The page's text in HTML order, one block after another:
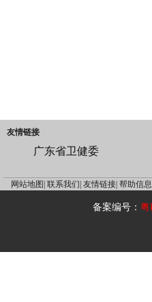
友情链接
广东省卫健委
网站地图| 联系我们| 友情链接| 帮助信息|
备案编号：粤